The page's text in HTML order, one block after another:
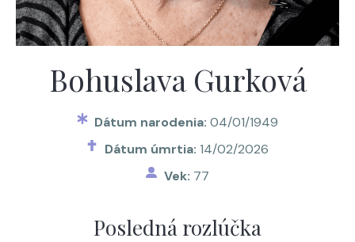
Bohuslava Gurková
Dátum narodenia:04/01/1949
Dátum úmrtia: 14/02/2026
Vek: 77
Posledná rozlúčka